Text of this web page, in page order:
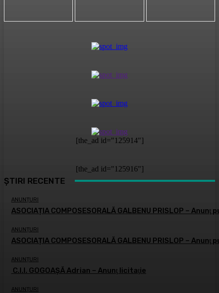
[the_ad id="125914"]
[the_ad id="125916"]
ȘTIRI RECENTE
ANUNȚURI
ASOCIAȚIA COMPOSESORALĂ GALBENU PRISLOP – Anunţ
ANUNȚURI
ASOCIAȚIA COMPOSESORALĂ GALBENU PRISLOP – Anunţ
ANUNȚURI
C.I.I. GOGOAŞĂ Adrian – Anunţ licitaţie
ANUNȚURI